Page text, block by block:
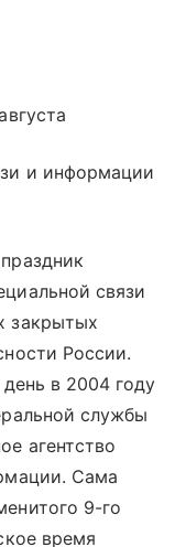
и информации
связи
закрытых
России.
в 2004 году
службы
агентство
Сама
9-го
время